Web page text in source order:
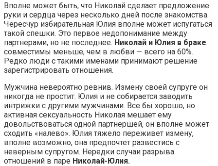
Вполне может быть, что Николай сделает предложение
руки и сердца через несколько дней после знакомства.
Чересчур избирательная Юлия вполне может испугаться
такой спешки. Это первое недопонимание между
партнерами, но не последнее. Николай и Юлия в браке
совместимы меньше, чем в любви — всего на 60%.
Редко люди с такими именами принимают решение
зарегистрировать отношения.
Мужчина невероятно ревнив. Измену своей супруге он
никогда не простит. Юлия и не собирается заводить
интрижки с другими мужчинами. Все бы хорошо, но
активная сексуальность Николая мешает ему
довольствоваться одной партнершей, он вполне может
сходить «налево». Юлия тяжело переживет измену,
вполне возможно, она предпочтет развестись с
неверным супругом. Нередки случаи разрыва
отношений в паре Николай-Юлия.